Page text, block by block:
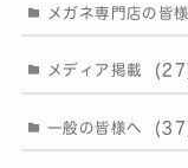
メガネ専門店の皆
メディア掲載
一般の皆様へ